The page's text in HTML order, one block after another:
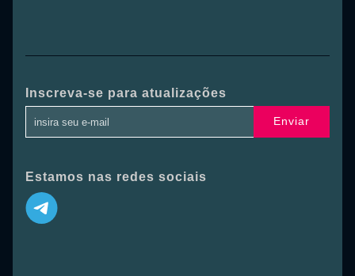
Inscreva-se para atualizações
Enviar
Estamos nas redes sociais